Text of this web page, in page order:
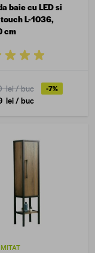
baie cu LED si
L-1036,
cm
lei/ buc -7%
lei/ buc